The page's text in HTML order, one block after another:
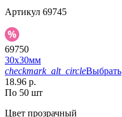
Артикул 69745
69750
30х30мм
checkmark_alt_circleВыбрать
18.96 р.
По 50 шт
Цвет прозрачный